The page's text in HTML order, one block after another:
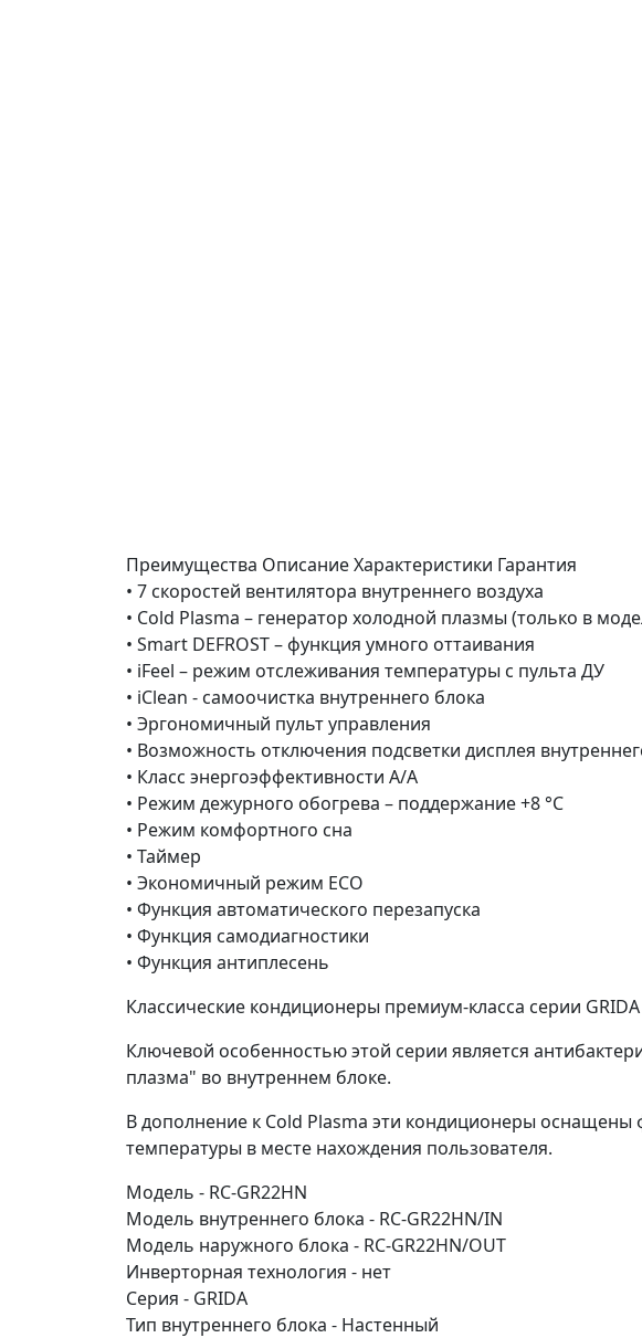
Преимущества ОписаниеХарактеристики Гарантия
• 7 скоростей вентилятора внутреннего воздуха
• Cold Plasma – генератор холодной плазмы (только в
• Smart DEFROST – функция умного оттаивания
• iFeel – режим отслеживания температуры с пульта ДУ
• iClean - cамоочистка внутреннего блока
• Эргономичный пульт управления
• Возможность отключения подсветки дисплея
• Класс энергоэффективности A/A
• Режим дежурного обогрева – поддержание +8 °C
• Режим комфортного сна
• Таймер
• Экономичный режим ECO
• Функция автоматического перезапуска
• Функция самодиагностики
• Функция антиплесень
Классические кондиционеры премиум-класса серии
Ключевой особенностью этой серии является
плазма" во внутреннем блоке.
В дополнение к Cold Plasma эти кондиционеры оснащены
температуры в месте нахождения пользователя.
Модель - RC-GR22HN
Модель внутреннего блока - RC-GR22HN/IN
Модель наружного блока - RC-GR22HN/OUT
Инверторная технология - нет
Серия - GRIDA
Тип внутреннего блока - Настенный